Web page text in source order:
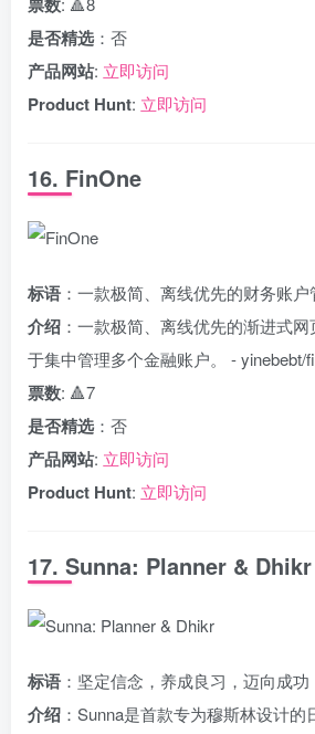
是否精选 ：否
产品网站: 立即访问
Product Hunt: 立即访问
16. FinOne
标语 ：一款极简、离线优先的财务账户
介绍 ：一款极简、离线优先的渐进式
于集中管理多个金融账户。 - yinebebt/
票数: 🔺7
是否精选 ：否
产品网站: 立即访问
Product Hunt: 立即访问
17. Sunna: Planner & Dhikr
标语 ：坚定信念，养成良习，迈向成功
介绍 ：Sunna是首款专为穆斯林设计